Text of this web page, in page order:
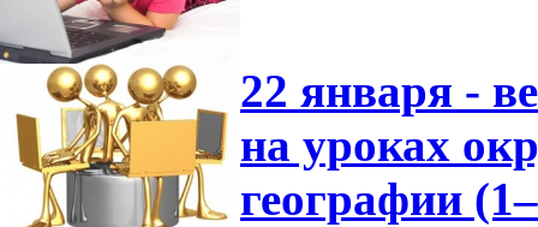
22 января -
на уроках
географии